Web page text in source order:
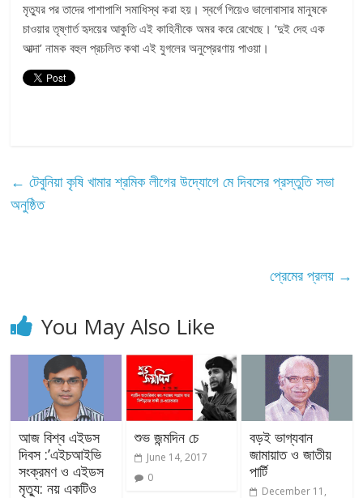
মৃত্যুর পর তাদের পাশাপাশি সমাধিস্থ করা হয়। স্বর্গে গিয়েও ভালোবাসার মানুষকে
চাওয়ার তৃষ্ণার্ত হৃদয়ের আকুতি এই কাহিনীকে অমর করে রেখেছে। ‘দুই দেহ এক
আত্দা’ নামক বহুল প্রচলিত কথা এই যুগলের অনুপ্রেরণায় পাওয়া।
← টেবুনিয়া কৃষি খামার শ্রমিক লীগের উদ্যোগে মে দিবসের প্রস্তুতি সভা
অনুষ্ঠিত
প্রেমের প্রলয় →
You May Also Like
আজ বিশ্ব এইডস
দিবস :’এইচআইভি
সংক্রমণ ও এইডস
মৃত্যু: নয় একটিও
শুভ জন্মদিন চে
June 14, 2017
0
বড়ই ভাগ্যবান
জামায়াত ও জাতীয়
পার্টি
December 11,